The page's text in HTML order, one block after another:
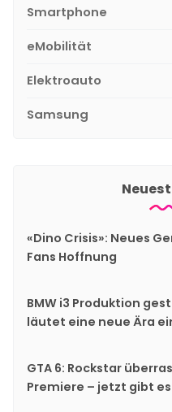
Smartphone
eMobilität
Elektroauto
Samsung
«Dino Crisis»: Neues
Fans Hoffnung
BMW i3 Produktion
läutet eine neue Ära
GTA 6: Rockstar
Premiere – jetzt gibt